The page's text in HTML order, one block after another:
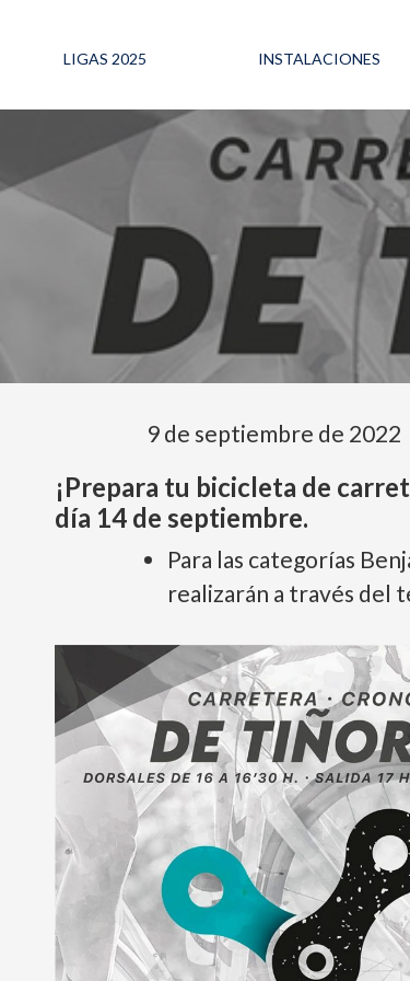
LIGAS 2025 INSTALACIONES
9 de septiembre de 2022
¡Prepara tu bicicleta de
día 14 de septiembre.
Para las categorías
realizarán a través del